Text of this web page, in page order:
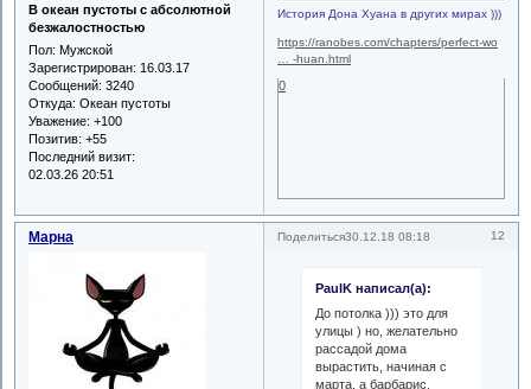
В океан пустоты с абсолютной
безжалостностью
Пол: Мужской
Зарегистрирован: 16.03.17
Сообщений: 3240
Откуда: Океан пустоты
Уважение: +100
Позитив: +55
Последний визит:
02.03.26 20:51
История Дона Хуана в других мирах )))
https://ranobes.com/chapters/perfect-wo
… -huan.html
0
Поделиться 12
30.12.18 08:18
Марна
PaulK написал(а):
До потолка ))) это для
улицы ) но, желательно
рассадой дома
вырастить, начиная с
марта, а барбарис,